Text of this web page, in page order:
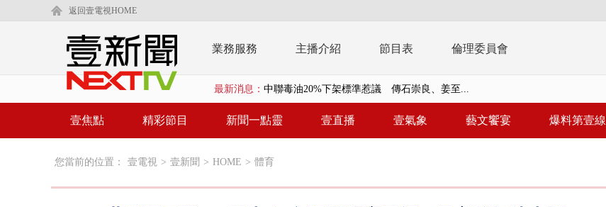
返回壹電視HOME
業務服務 主播介紹 節目表 倫理委員會
最新消息： 中聯毒油20%下架標準惹議 傳石崇良、姜至...
【新聞一點靈】慈濟遭詐10.6億未提告 網友...
壹焦點 精彩節目 新聞一點靈 壹直播 壹氣象 藝文饗宴 爆料第壹線
您當前的位置： 壹電視 > 壹新聞 > HOME > 體育